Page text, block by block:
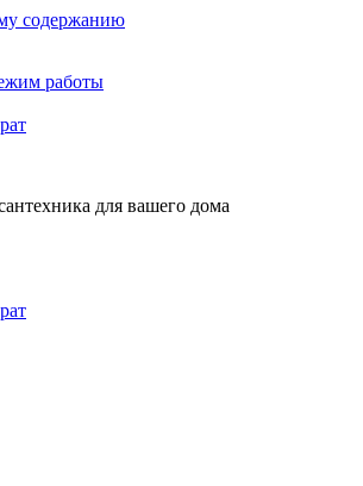
содержанию
работы
для вашего дома